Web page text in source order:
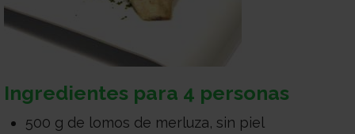
Ingredientes para 4 personas
500 g de lomos de merluza, sin piel